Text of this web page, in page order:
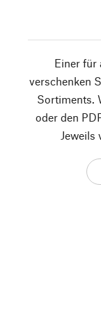
Einer für
verschenken
Sortiments.
oder den
Jeweils